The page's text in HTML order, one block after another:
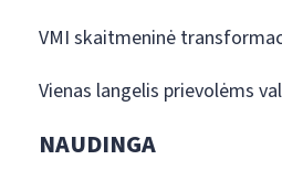
VMI skaitmeninė
Vienas langelis prievolėms
NAUDINGA